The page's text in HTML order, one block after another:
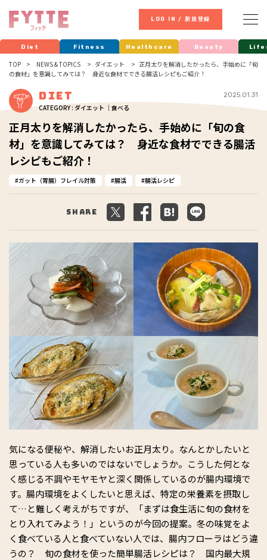
LOG IN / 新規登録
Diet Fitness Healthcare Beauty
TOP NEWS & TOPICS ダイエット
正月太りを解消したかったら、手始めに「旬
の食材」を意識してみては？ 身近な食材でできる腸活レシピもご紹介！
Diet
CATEGORY : ダイエット ｜食べる
2025.01.31
正月太りを解消したかったら、手始めに「旬の食
材」を意識してみては？ 身近な食材でできる腸活
レシピもご紹介！
ガット（胃腸）フレイル対策 腸活 腸活レシピ
Share
気になる便秘や、解消したいお正月太り。なんとかしたいと
思っている人も多いのではないでしょうか。こうした何とな
く感じる不調やモヤモヤと深く関係しているのが腸内環境で
す。腸内環境をよくしたいと思えば、特定の栄養素を摂取し
て…と難しく考えがちですが、「まずは食生活に旬の食材を
とり入れてみよう！」というのが今回の提案。冬の味覚をよ
く食べている人と食べていない人では、腸内フローラはどう違
うの？ 旬の食材を使った簡単腸活レシピは？ 国内最大規